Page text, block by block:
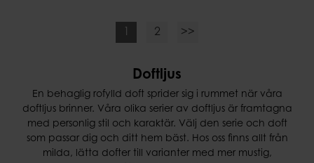
1 2 >>
Doftljus
En behaglig rofylld doft sprider sig i rummet när våra
doftljus brinner. Våra olika serier av doftljus är framtagna
med personlig stil och karaktär. Välj den serie och doft
som passar dig och ditt hem bäst. Hos oss finns allt från
milda, lätta dofter till varianter med mer mustig,